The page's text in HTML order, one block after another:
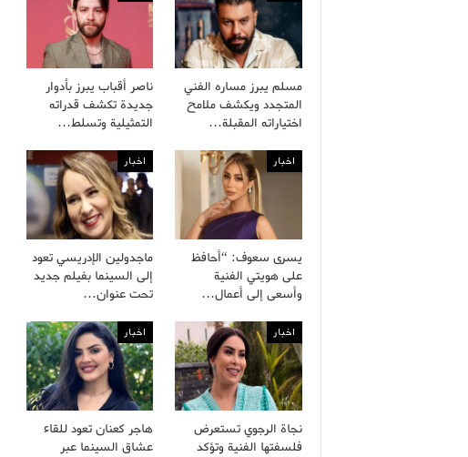
مسلم يبرز مساره الفني
المتجدد ويكشف ملامح
اختياراته المقبلة…
ناصر أقباب يبرز بأدوار
جديدة تكشف قدراته
التمثيلية وتسلط…
اخبار
يسرى سعوف: “أحافظ
على هويتي الفنية
وأسعى إلى أعمال…
اخبار
ماجدولين الإدريسي تعود
إلى السينما بفيلم جديد
تحت عنوان…
اخبار
نجاة الرجوي تستعرض
فلسفتها الفنية وتؤكد
اخبار
هاجر كعنان تعود للقاء
عشاق السينما عبر